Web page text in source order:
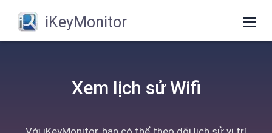
iKeyMonitor
Xem lịch sử Wifi